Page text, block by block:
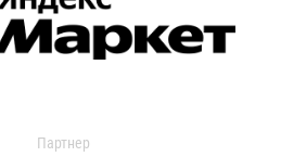
Партнер